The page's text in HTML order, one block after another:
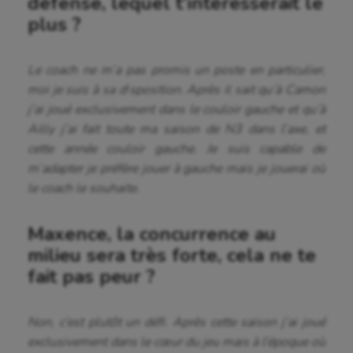
plus ?
Le coach ne m’a pas promis un poste en particulier,
moi je suis à sa disposition. Après il sait qu’à Camon
j’ai joué exclusivement dans le couloir gauche et qu’à
Ailly j’ai fait toute ma saison de N3 dans l’axe, et
cette année couloir gauche. Je suis capable de
m’adapter je préfère jouer à gauche mais je jouerai où
le coach le souhaite.
Maxence, la concurrence au
milieu sera très forte, cela ne te
fait pas peur ?
Non, c’est plutôt un défi. Après cette saison j’ai joué
exclusivement dans le cœur du jeu mais à l’époque où